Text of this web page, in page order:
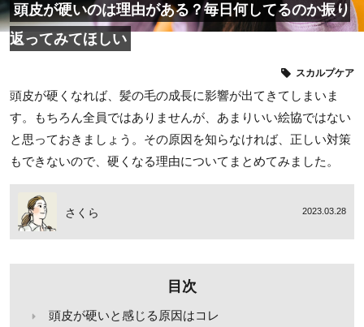
頭皮が硬いのは理由がある？毎日何してるのか振り
返ってみてほしい
スカルプケア
頭皮が硬くなれば、髪の毛の成長に影響が出てきてしまいま
す。もちろん全員ではありませんが、あまりいい絵協ではない
と思っておきましょう。その原因を知らなければ、正しい対策
もできないので、硬くなる理由についてまとめてみました。
さくら 2023.03.28
目次
頭皮が硬いと感じる原因はコレ